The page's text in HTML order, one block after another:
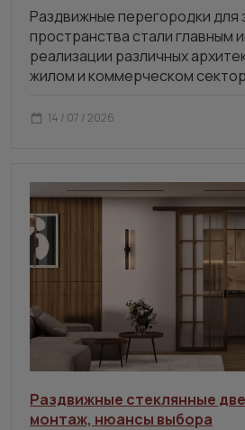
Раздвижные перегородки для
пространства стали главным
реализации различных
жилом и коммерческом
14 / 07 / 2026
Раздвижные стеклянные
монтаж, нюансы выбора